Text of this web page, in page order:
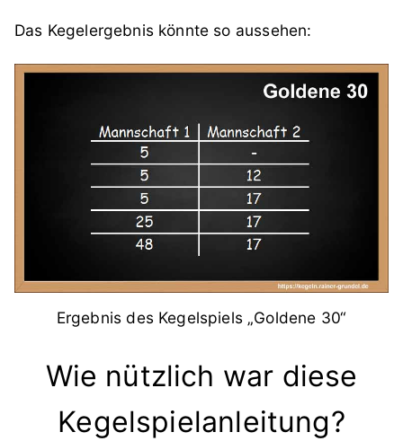
Das Kegelergebnis könnte so aussehen:
Ergebnis des Kegelspiels „Goldene 30“
Wie nützlich war diese
Kegelspielanleitung?